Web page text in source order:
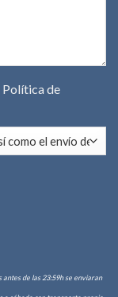
Política de
antes de las 23:59h se enviaran